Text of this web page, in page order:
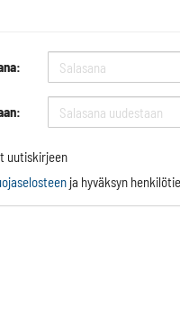
uutiskirjeen
ja hyväksyn